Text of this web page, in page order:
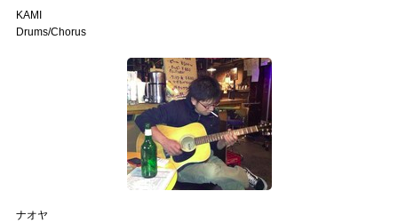
KAMI
Drums/Chorus
ナオヤ